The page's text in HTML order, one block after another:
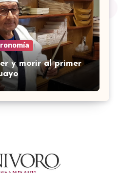
y morir al primer